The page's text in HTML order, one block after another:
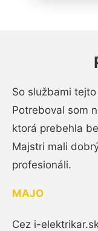
So službami
Potreboval som
ktorá prebehla
Majstri mali
profesionáli.
MAJO
Cez i-